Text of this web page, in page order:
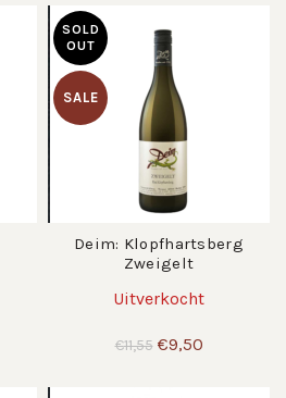
SALE
SOLD
OUT
Deim: Klopfhartsberg
Zweigelt
Uitverkocht
€11,55 Oorspronkelijke
€9,50Huidige